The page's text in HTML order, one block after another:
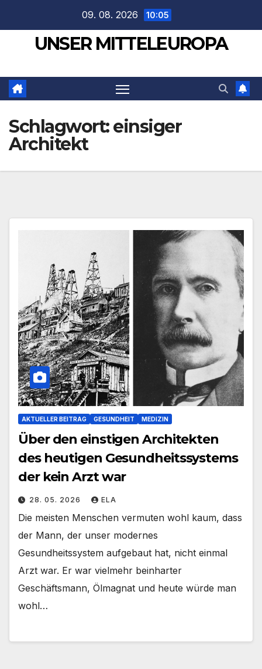
springen
09. 08. 2026 10:05
UNSER MITTELEUROPA
Schlagwort:einsiger
Architekt
AKTUELLER BEITRAG GESUNDHEIT MEDIZIN
Über den einstigen Architekten
des heutigen Gesundheitssystems
der kein Arzt war
28. 05. 2026 ELA
Die meisten Menschen vermuten wohl kaum, dass
der Mann, der unser modernes
Gesundheitssystem aufgebaut hat, nicht einmal
Arzt war. Er war vielmehr beinharter
Geschäftsmann, Ölmagnat und heute würde man
wohl…